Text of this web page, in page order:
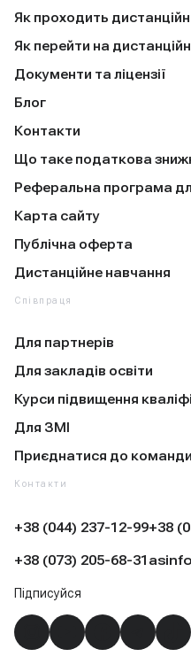
Як проходить
Як перейти на
Документи та ліцензії
Блог
Контакти
Що таке податкова
Реферальна програма
Карта сайту
Публічна оферта
Дистанційне навчання
Співпраця
Для партнерів
Для закладів освіти
Курси підвищення
Для ЗМІ
Приєднатися до команди
Контакти
+38 (044) 237-12-99+38
+38 (073) 205-68-31
Підписуйся
Instagram
YouTubeFacebook